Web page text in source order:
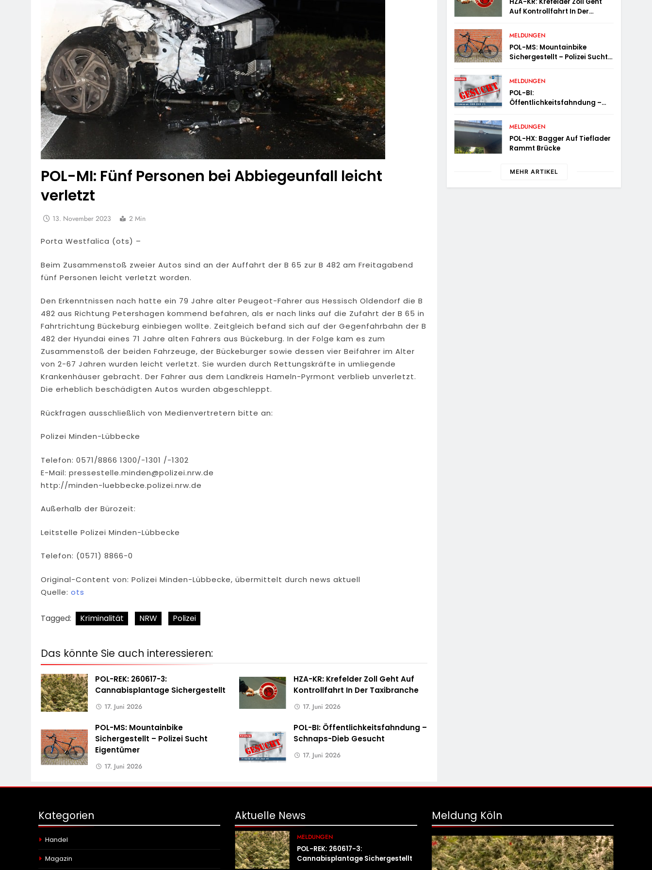
POL-MI: Fünf Personen bei Abbiegeunfall leicht
verletzt
13. November 2023 2 Min
Porta Westfalica (ots) –
Beim Zusammenstoß zweier Autos sind an der Auffahrt der B 65 zur B 482 am Freitagabend
fünf Personen leicht verletzt worden.
Den Erkenntnissen nach hatte ein 79 Jahre alter Peugeot-Fahrer aus Hessisch Oldendorf die B
482 aus Richtung Petershagen kommend befahren, als er nach links auf die Zufahrt der B 65 in
Fahrtrichtung Bückeburg einbiegen wollte. Zeitgleich befand sich auf der Gegenfahrbahn der B
482 der Hyundai eines 71 Jahre alten Fahrers aus Bückeburg. In der Folge kam es zum
Zusammenstoß der beiden Fahrzeuge, der Bückeburger sowie dessen vier Beifahrer im Alter
von 2-67 Jahren wurden leicht verletzt. Sie wurden durch Rettungskräfte in umliegende
Krankenhäuser gebracht. Der Fahrer aus dem Landkreis Hameln-Pyrmont verblieb unverletzt.
Die erheblich beschädigten Autos wurden abgeschleppt.
Rückfragen ausschließlich von Medienvertretern bitte an:
Polizei Minden-Lübbecke
Telefon: 0571/8866 1300/-1301 /-1302
E-Mail: pressestelle.minden@polizei.nrw.de
http://minden-luebbecke.polizei.nrw.de
Außerhalb der Bürozeit:
Leitstelle Polizei Minden-Lübbecke
Telefon: (0571) 8866-0
Original-Content von: Polizei Minden-Lübbecke, übermittelt durch news aktuell
Quelle: ots
Tagged: Kriminalität NRW Polizei
Das könnte Sie auch interessieren:
POL-REK: 260617-3:
Cannabisplantage Sichergestellt
17. Juni 2026
HZA-KR: Krefelder Zoll Geht Auf
Kontrollfahrt In Der Taxibranche
17. Juni 2026
POL-MS: Mountainbike
Sichergestellt – Polizei Sucht
Eigentümer
17. Juni 2026
POL-BI: Öffentlichkeitsfahndung –
Schnaps-Dieb Gesucht
17. Juni 2026
Auf Kontrollfahrt In Der
MELDUNGEN
POL-MS: Mountainbike
Sichergestellt – Polizei Sucht
MELDUNGEN
POL-BI:
Öffentlichkeitsfahndung –
MELDUNGEN
POL-HX: Bagger Auf Tieflader
Rammt Brücke
MEHR ARTIKEL
Kategorien
Handel
Magazin
Aktuelle News
MELDUNGEN
POL-REK: 260617-3:
Cannabisplantage Sichergestellt
Meldung Köln